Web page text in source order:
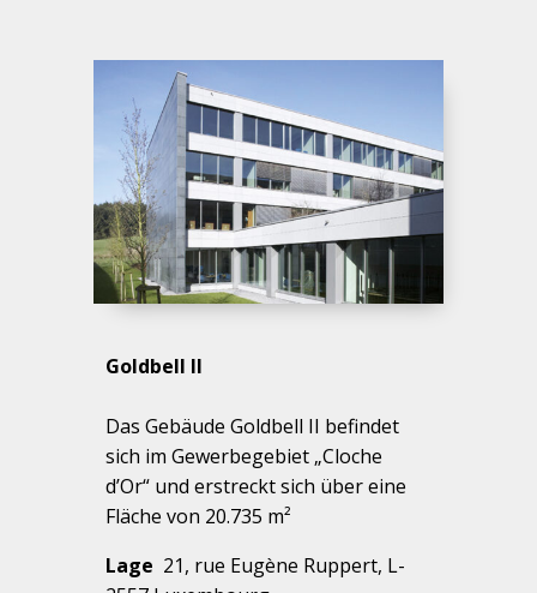
Goldbell II
Das Gebäude Goldbell II befindet
sich im Gewerbegebiet „Cloche
d’Or“ und erstreckt sich über eine
Fläche von 20.735 m²
Lage 21, rue Eugène Ruppert, L-